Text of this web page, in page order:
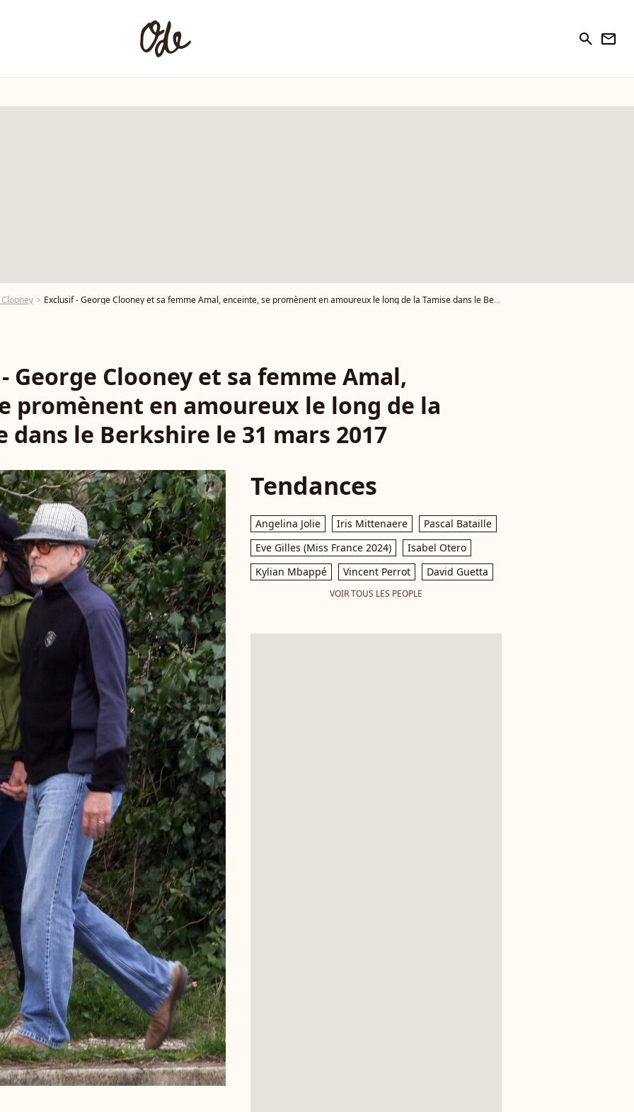
search newsletter
Exclusif - George Clooney et sa femme Amal, enceinte, se promènent en amoureux le long de la Tamise dans le Berkshire le 31 mars 2017 - Photo
George Clooney et sa femme Amal,
promènent en amoureux le long de la
dans le Berkshire le 31 mars 2017
Tendances
Angelina Jolie Iris Mittenaere
Pascal Bataille
Eve Gilles (Miss France 2024)
Isabel Otero
Kylian Mbappé
Vincent Perrot David Guetta
VOIR TOUS LES PEOPLE